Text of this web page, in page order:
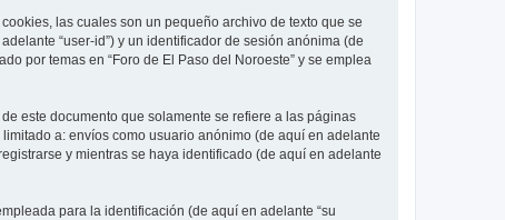
las cuales son un pequeño archivo de texto que se
“user-id”) y un identificador de sesión anónima (de
por temas en “Foro de El Paso del Noroeste” y se emplea
este documento que solamente se refiere a las páginas
a: envíos como usuario anónimo (de aquí en adelante
y mientras se haya identificado (de aquí en adelante
para la identificación (de aquí en adelante “su